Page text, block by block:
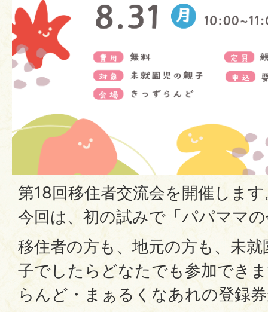
第18回移住者交流会を開催しま
今回は、初の試みで「パパママ
移住者の方も、地元の方も、未
子でしたらどなたでも参加でき
らんど・まぁるくなあれの登録